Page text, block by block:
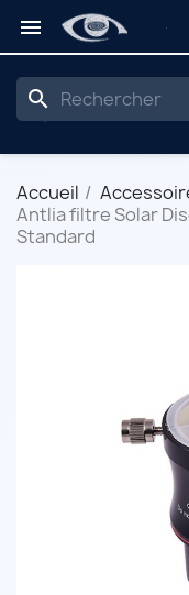

search
Accueil
Antlia filtre Solar
Standard